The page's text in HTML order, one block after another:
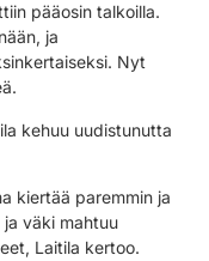
pääosin talkoilla.
ja
Nyt
kehuu uudistunutta
kiertää paremmin ja
väki mahtuu
Laitila kertoo.